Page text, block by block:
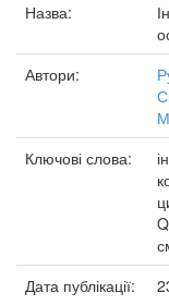
Назва:
Автори:
Ключові слова:
Дата публікації: